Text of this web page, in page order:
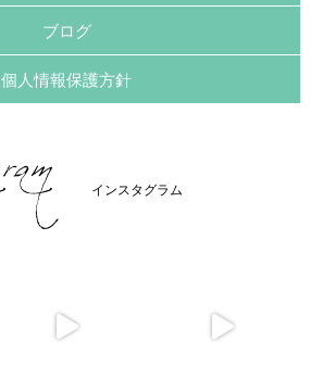
ブログ
個人情報保護方針
インスタグラム